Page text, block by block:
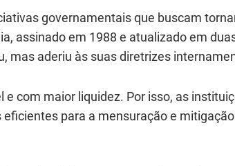
governamentais que buscam
assinado em 1988 e atualizado em
mas aderiu às suas diretrizes
com maior liquidez. Por isso, as
para a mensuração e